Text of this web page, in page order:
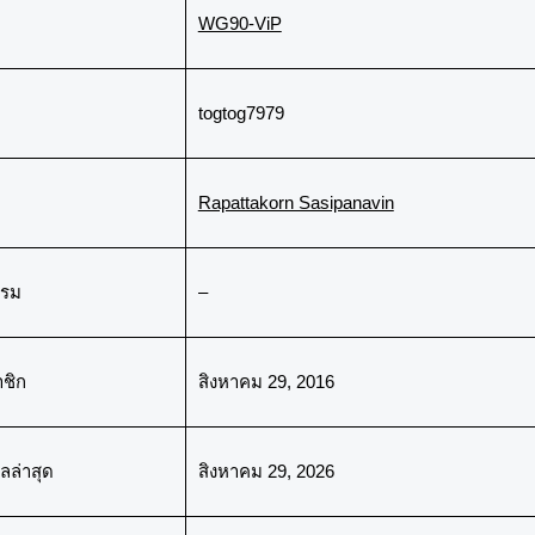
WG90-ViP
togtog7979
Rapattakorn Sasipanavin
ม –
ชิก สิงหาคม 29, 2016
ล่าสุด สิงหาคม 29, 2026